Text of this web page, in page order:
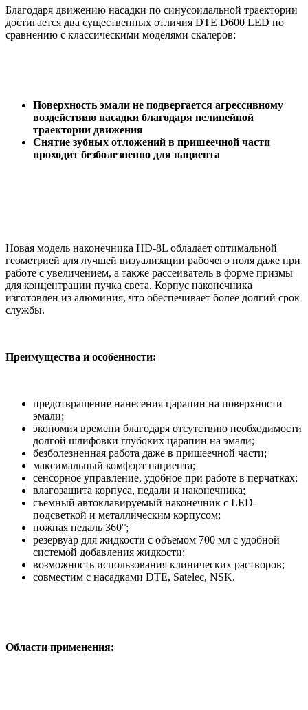
Благодаря движению насадки по синусоидальной траектории
достигается два существенных отличия DTE D600 LED по
сравнению с классическими моделями скалеров:
Поверхность эмали не подвергается агрессивному
воздействию насадки благодаря нелинейной
траектории движения
Снятие зубных отложений в пришеечной части
проходит безболезненно для пациента
Новая модель наконечника HD-8L обладает оптимальной
геометрией для лучшей визуализации рабочего поля даже при
работе с увеличением, а также рассеиватель в форме призмы
для концентрации пучка света. Корпус наконечника
изготовлен из алюминия, что обеспечивает более долгий срок
службы.
Преимущества и особенности:
предотвращение нанесения царапин на поверхности
эмали;
экономия времени благодаря отсутствию необходимости
долгой шлифовки глубоких царапин на эмали;
безболезненная работа даже в пришеечной части;
максимальный комфорт пациента;
сенсорное управление, удобное при работе в перчатках;
влагозащита корпуса, педали и наконечника;
съемный автоклавируемый наконечник с LED-
подсветкой и металлическим корпусом;
ножная педаль 360°;
резервуар для жидкости с объемом 700 мл с удобной
системой добавления жидкости;
возможность использования клинических растворов;
совместим с насадками DTE, Satelec, NSK.
Области применения: